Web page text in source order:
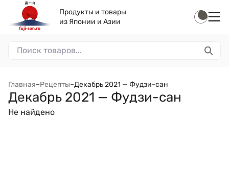
Продукты и товары
из Японии и Азии
Главная–Рецепты–Декабрь 2021 — Фудзи-сан
Декабрь 2021 — Фудзи-сан
Не найдено